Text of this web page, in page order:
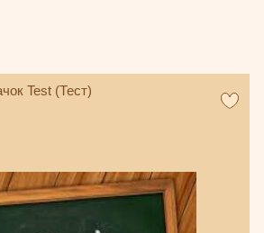
Test (Тест)